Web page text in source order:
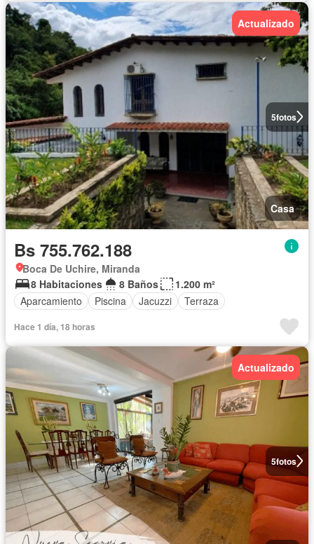
5fotos
Actualizado
Casa
Bs 755.762.188
Boca De Uchire, Miranda
8 Habitaciones
8 Baños
1.200 m²
Aparcamiento
Piscina Jacuzzi Terraza
Hace 1 día, 18 horas
5fotos
Actualizado